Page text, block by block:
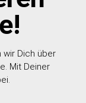
wir Dich über
Mit Deiner